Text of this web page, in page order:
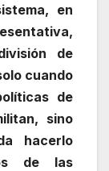
en
de
cuando
de
sino
hacerlo
de las